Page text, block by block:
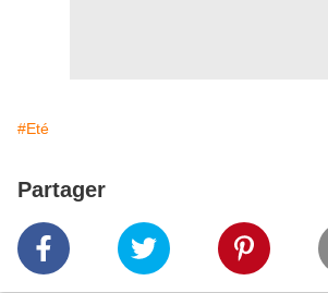
#Eté
Partager